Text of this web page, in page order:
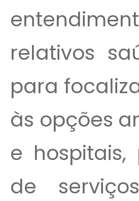
relativos
para
às opções
e
de